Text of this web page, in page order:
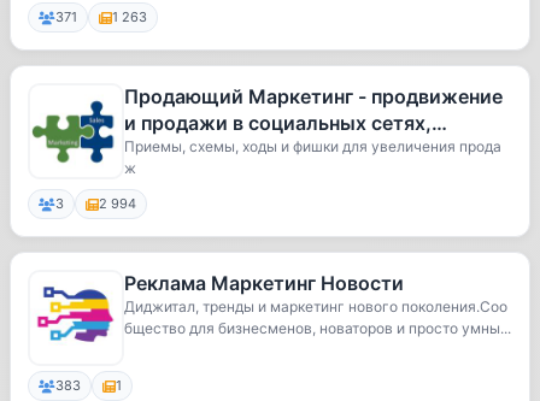
371 1 263
Продающий Маркетинг - продвижение
и продажи в социальных сетях,
реклама, social media marketing, смм
Приемы, схемы, ходы и фишки для увеличения прода
ж
3 2 994
Реклама Маркетинг Новости
Диджитал, тренды и маркетинг нового поколения.Соо
бщество для бизнесменов, новаторов и просто умны...
383 1